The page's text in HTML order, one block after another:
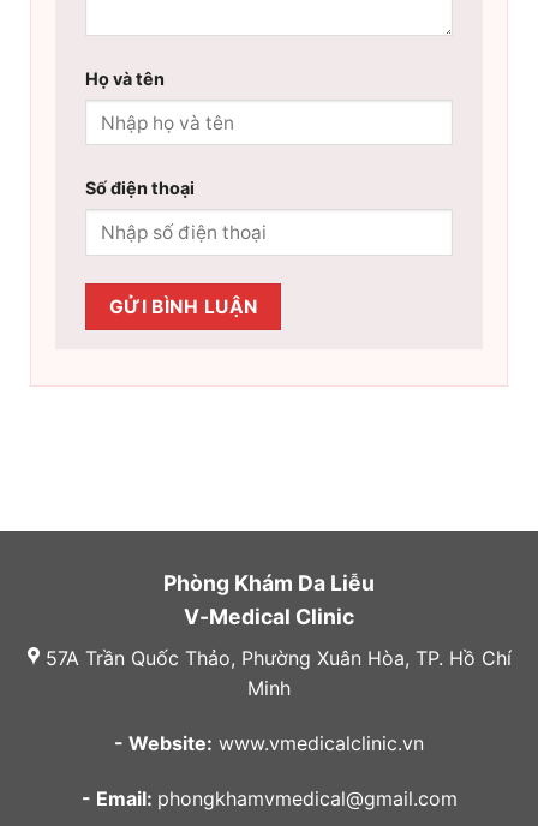
Họ và tên
Số điện thoại
Phòng Khám Da Liễu
V-Medical Clinic
57A Trần Quốc Thảo, Phường Xuân Hòa, TP. Hồ Chí
Minh
- Website: www.vmedicalclinic.vn
- Email: phongkhamvmedical@gmail.com